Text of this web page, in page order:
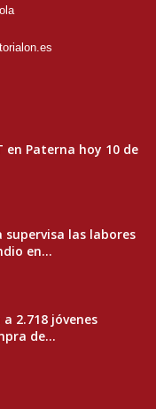
en Paterna hoy 10 de
supervisa las labores
en...
2.718 jóvenes
de...